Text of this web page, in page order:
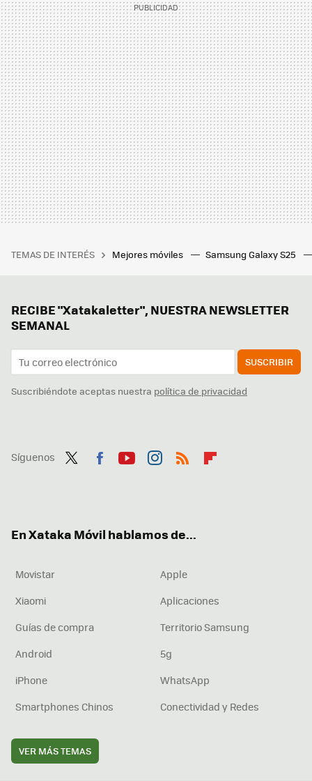
TEMAS DE INTERÉS Mejores móviles Samsung Galaxy S25
RECIBE "Xatakaletter", NUESTRA NEWSLETTER
SEMANAL
SUSCRIBIR
Suscribiéndote aceptas nuestra política de privacidad
Síguenos
En Xataka Móvil hablamos de...
Movistar
Apple
Xiaomi
Aplicaciones
Guías de compra
Territorio Samsung
Android
5g
iPhone
WhatsApp
Smartphones Chinos
Conectividad y Redes
VER MÁS TEMAS